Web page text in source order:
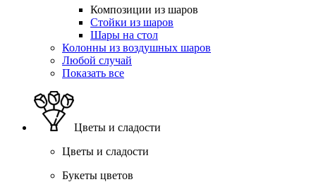
Композиции из шаров
Стойки из шаров
Шары на стол
Колонны из воздушных шаров
Любой случай
Показать все
Цветы и сладости
Цветы и сладости
Букеты цветов